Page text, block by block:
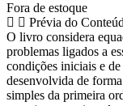
Fora de estoque
Prévia do
O livro considera
problemas ligados a
condições iniciais e
desenvolvida de
simples da primeira